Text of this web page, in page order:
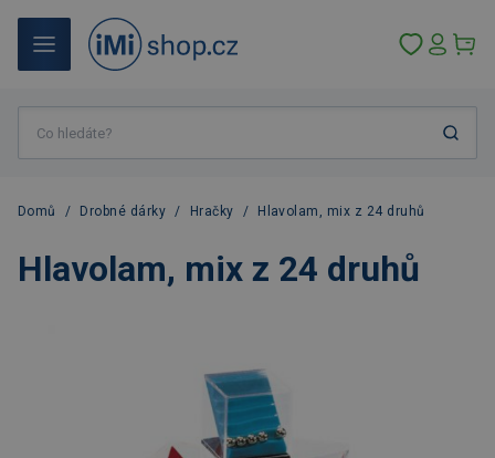
Domů / Drobné dárky / Hračky / Hlavolam, mix z 24 druhů
Hlavolam, mix z 24 druhů